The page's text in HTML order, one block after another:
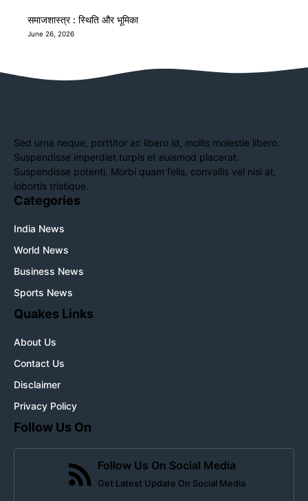
समाजशास्त्र : स्थिति और भूमिका
June 26, 2026
Sed urna neque, porttitor ac libero id, mollis molestie libero.
Suspendisse imperdiet turpis et euismod placerat.
Suspendisse potenti. Morbi quam felis, convallis vel nisi at,
lobortis tristique.
Categories
India News
World News
Business News
Sports News
Quakes Links
About Us
Contact Us
Disclaimer
Privacy Policy
Follow Us On
Follow Us On Social Media
Get Latest Update On Social Media